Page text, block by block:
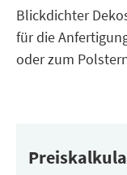
Blickdichter
für die
oder zum